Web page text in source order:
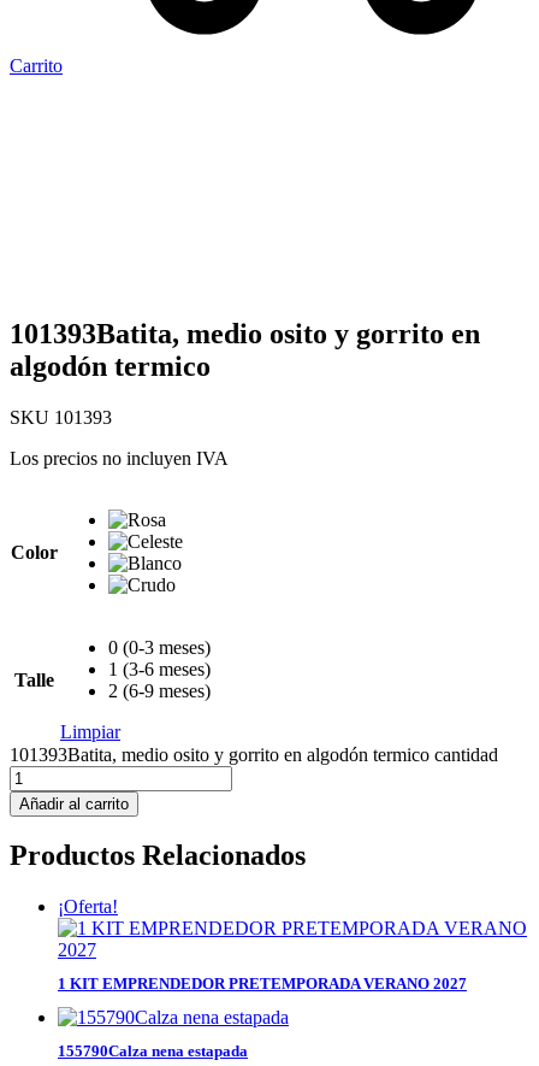
Carrito
101393Batita, medio osito y gorrito en
algodón termico
SKU 101393
Los precios no incluyen IVA
Color
Talle
0 (0-3 meses)
1 (3-6 meses)
2 (6-9 meses)
Limpiar
101393Batita, medio osito y gorrito en algodón termico cantidad
Añadir al carrito
Productos Relacionados
¡Oferta!
1 KIT EMPRENDEDOR PRETEMPORADA VERANO 2027
155790Calza nena estapada